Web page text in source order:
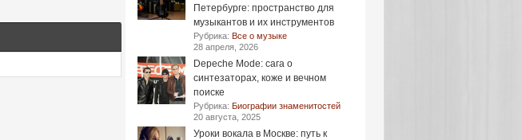
Петербурге: пространство для
музыкантов и их инструментов
Рубрика: Все о музыке
28 апреля, 2026
Depeche Mode: сага о
синтезаторах, коже и вечном
поиске
Рубрика: Биографии знаменитостей
20 августа, 2025
Уроки вокала в Москве: путь к